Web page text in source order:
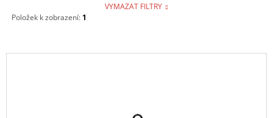
VYMAZAT FILTRY
Položek k zobrazení: 1
V